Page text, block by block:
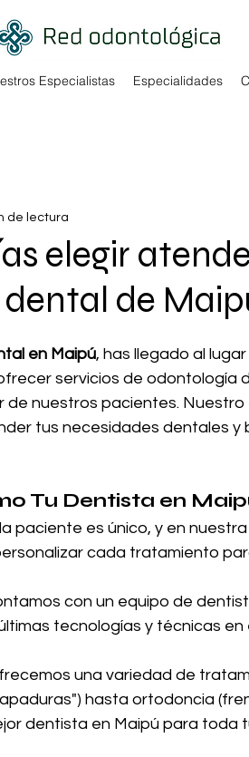
Especialistas Especialidades
elegir
de
de lectura
en Maipú, has llegado al
servicios de odontología
de nuestros pacientes. Nuestro
tus necesidades dentales y
Tu Dentista en
paciente es único, y en
cada tratamiento
con un equipo de
tecnologías y técnicas en
una variedad de
hasta ortodoncia
dentista en Maipú para toda